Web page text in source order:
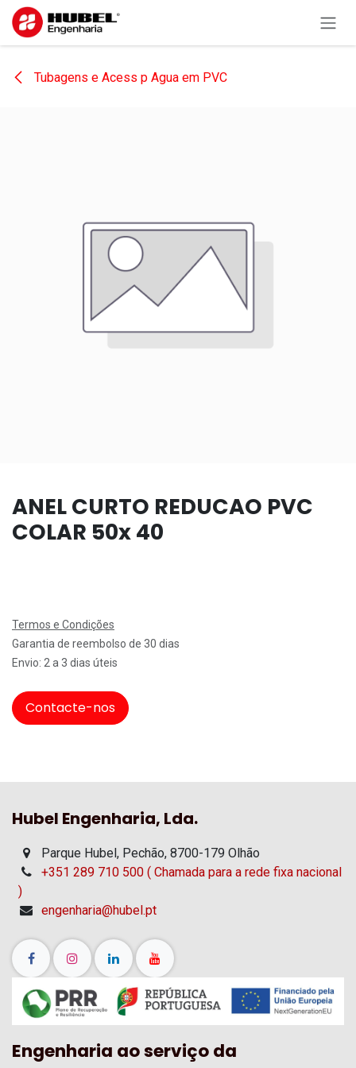
Pular para o conteúdo
Tubagens e Acess p Agua em PVC
ANEL CURTO REDUCAO PVC
COLAR 50x 40
Termos e Condições
Garantia de reembolso de 30 dias
Envio: 2 a 3 dias úteis
Contacte-nos
Hubel Engenharia, Lda.
Parque Hubel, Pechão, 8700-179 Olhão
+351 289 710 500 ( Chamada para a rede fixa nacional
)
engenharia@hubel.pt
Engenharia ao serviço da